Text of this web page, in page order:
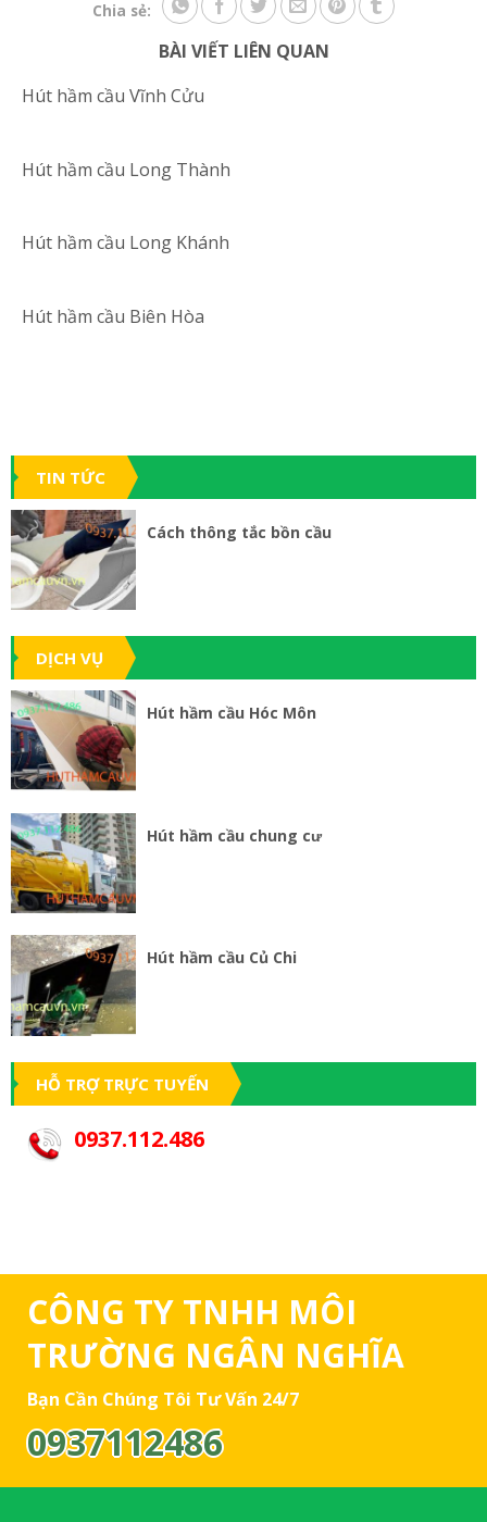
Chia sẻ:
BÀI VIẾT LIÊN QUAN
Hút hầm cầu Vĩnh Cửu
Hút hầm cầu Long Thành
Hút hầm cầu Long Khánh
Hút hầm cầu Biên Hòa
TIN TỨC
Cách thông tắc bồn cầu
DỊCH VỤ
Hút hầm cầu Hóc Môn
Hút hầm cầu chung cư
Hút hầm cầu Củ Chi
HỖ TRỢ TRỰC TUYẾN
0937.112.486
CÔNG TY TNHH MÔI
TRƯỜNG NGÂN NGHĨA
Bạn Cần Chúng Tôi Tư Vấn 24/7
0937112486